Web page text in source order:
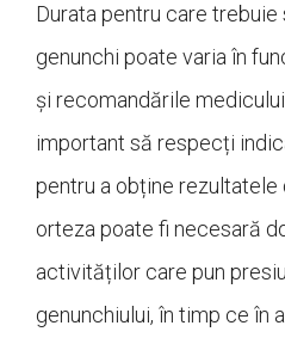
Durata pentru care
genunchi poate varia în
și recomandările
important să respecți
pentru a obține rezultatele
orteza poate fi necesară
activităților care pun
genunchiului, în timp ce în